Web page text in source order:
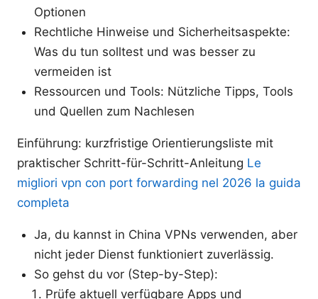
Optionen
Rechtliche Hinweise und Sicherheitsaspekte:
Was du tun solltest und was besser zu
vermeiden ist
Ressourcen und Tools: Nützliche Tipps, Tools
und Quellen zum Nachlesen
Einführung: kurzfristige Orientierungsliste mit
praktischer Schritt-für-Schritt-Anleitung Le
migliori vpn con port forwarding nel 2026 la guida
completa
Ja, du kannst in China VPNs verwenden, aber
nicht jeder Dienst funktioniert zuverlässig.
So gehst du vor (Step-by-Step):
Prüfe aktuell verfügbare Apps und